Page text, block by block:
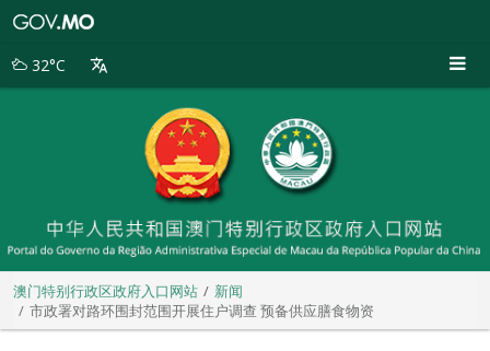
别
32°C
澳门特别行政区政府入口网站
新闻
市政署对路环围封范围开展住户调查 预备供应膳食物资